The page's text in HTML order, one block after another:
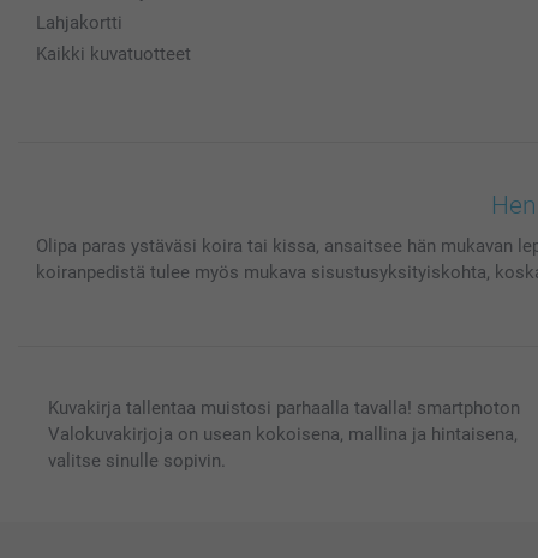
Lahjakortti
Kaikki kuvatuotteet
Olipa paras ystäväsi koira tai kissa, ansaitsee hän mukavan
koiranpedistä tulee myös mukava sisustusyksityiskohta,
Kuvakirja tallentaa muistosi parhaalla tavalla! smartphoton
Valokuvakirjoja on usean kokoisena, mallina ja hintaisena,
valitse sinulle sopivin.